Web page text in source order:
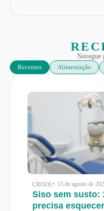
Navegue
Alimentação
Recentes
CROOL• 13 de agosto de
Siso sem susto:
precisa